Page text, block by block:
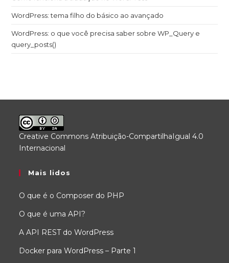
WordPress: tema filho do básico ao avançado
WordPress: o que você precisa saber sobre WP_Query e
query_posts()
Creative Commons Atribuição-CompartilhaIgual 4.0
Internacional
Mais lidos
O que é o Composer do PHP
O que é uma API?
A API REST do WordPress
Docker para WordPress – Parte 1